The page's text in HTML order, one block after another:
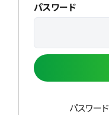
パスワード
パスワー